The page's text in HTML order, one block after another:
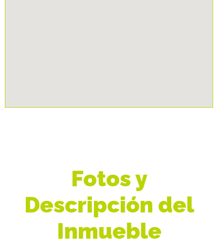
Fotos y
Descripción del
Inmueble